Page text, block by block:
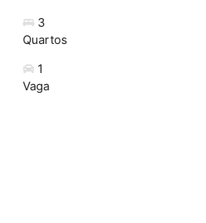
3
Quartos
1
Vaga